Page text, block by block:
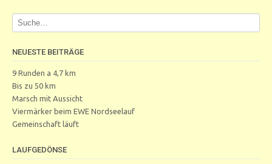
NEUESTE BEITRÄGE
9 Runden a 4,7 km
Bis zu 50 km
Marsch mit Aussicht
Viermärker beim EWE Nordseelauf
Gemeinschaft läuft
LAUFGEDÖNSE